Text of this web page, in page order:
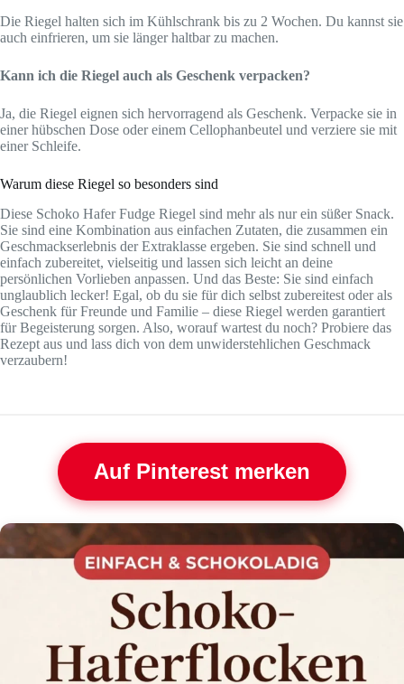
Die Riegel halten sich im Kühlschrank bis zu 2 Wochen. Du kannst sie
auch einfrieren, um sie länger haltbar zu machen.
Kann ich die Riegel auch als Geschenk verpacken?
Ja, die Riegel eignen sich hervorragend als Geschenk. Verpacke sie in
einer hübschen Dose oder einem Cellophanbeutel und verziere sie mit
einer Schleife.
Warum diese Riegel so besonders sind
Diese Schoko Hafer Fudge Riegel sind mehr als nur ein süßer Snack.
Sie sind eine Kombination aus einfachen Zutaten, die zusammen ein
Geschmackserlebnis der Extraklasse ergeben. Sie sind schnell und
einfach zubereitet, vielseitig und lassen sich leicht an deine
persönlichen Vorlieben anpassen. Und das Beste: Sie sind einfach
unglaublich lecker! Egal, ob du sie für dich selbst zubereitest oder als
Geschenk für Freunde und Familie – diese Riegel werden garantiert
für Begeisterung sorgen. Also, worauf wartest du noch? Probiere das
Rezept aus und lass dich von dem unwiderstehlichen Geschmack
verzaubern!
Auf Pinterest merken